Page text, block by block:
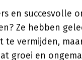
en succesvolle
Ze hebben
te vermijden,
groei en